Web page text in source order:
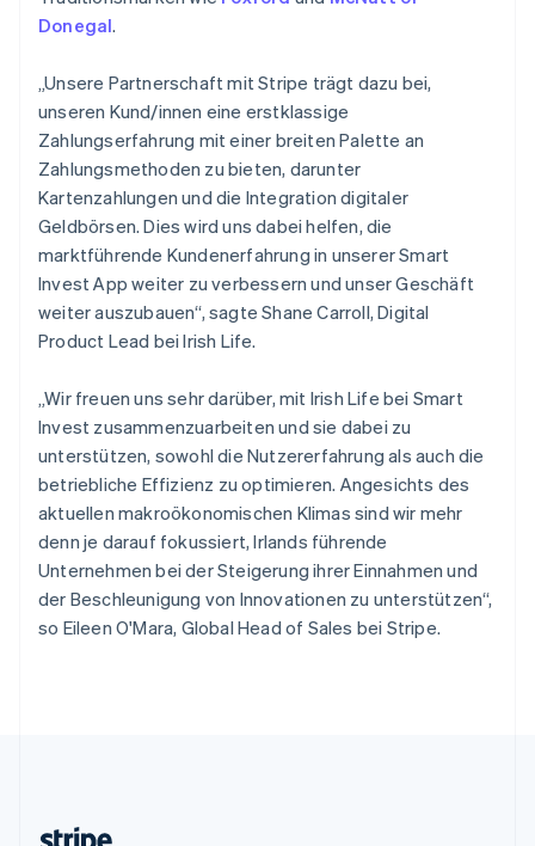
Donegal.
„Unsere Partnerschaft mit Stripe trägt dazu bei,
unseren Kund/innen eine erstklassige
Zahlungserfahrung mit einer breiten Palette an
Zahlungsmethoden zu bieten, darunter
Kartenzahlungen und die Integration digitaler
Geldbörsen. Dies wird uns dabei helfen, die
marktführende Kundenerfahrung in unserer Smart
Invest App weiter zu verbessern und unser Geschäft
weiter auszubauen“, sagte Shane Carroll, Digital
Product Lead bei Irish Life.
„Wir freuen uns sehr darüber, mit Irish Life bei Smart
Invest zusammenzuarbeiten und sie dabei zu
unterstützen, sowohl die Nutzererfahrung als auch die
betriebliche Effizienz zu optimieren. Angesichts des
aktuellen makroökonomischen Klimas sind wir mehr
denn je darauf fokussiert, Irlands führende
Unternehmen bei der Steigerung ihrer Einnahmen und
der Beschleunigung von Innovationen zu unterstützen“,
so Eileen O'Mara, Global Head of Sales bei Stripe.
English
Portugal
Rumänien
English
Schweden
SvenskaEnglish
Schweiz
DeutschFrançaisItaliano English
Singapur
English简体中文
Slowakei
English
Slowenien
Sonderverwaltungsregion Hongkong,
China
English 简体中文
Spanien
EspañolEnglish
Thailand
ไทย English
Tschechische Republik
English
Ungarn
English